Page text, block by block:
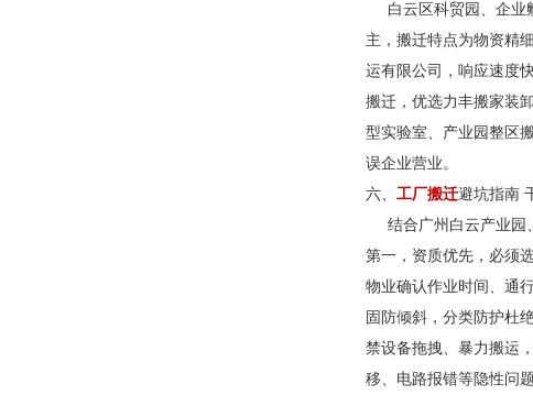
白云区科贸园、企业
主，搬迁特点为物资精
运有限公司，响应速度
搬迁，优选力丰搬家装
型实验室、产业园整区
误企业营业。
六、 工厂搬迁避坑指南
结合广州白云产业园
第一，资质优先，必须
物业确认作业时间、通
固防倾斜，分类防护杜
禁设备拖拽、暴力搬运
移、电路报错等隐性问